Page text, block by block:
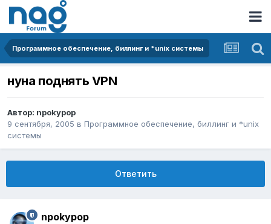
Программное обеспечение, биллинг и *unix системы
нуна поднять VPN
Автор: npokypop
9 сентября, 2005 в Программное обеспечение, биллинг и *unix
системы
Ответить
npokypop